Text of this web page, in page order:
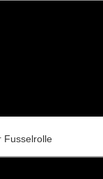
Fusselrolle